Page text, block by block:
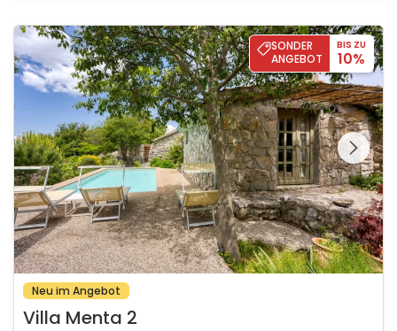
Villa Menta 2
SONDER
ANGEBOT
BIS ZU
10%
Schauen Sie sich die
gesamte Galerie
Neu im Angebot
Villa Menta 2